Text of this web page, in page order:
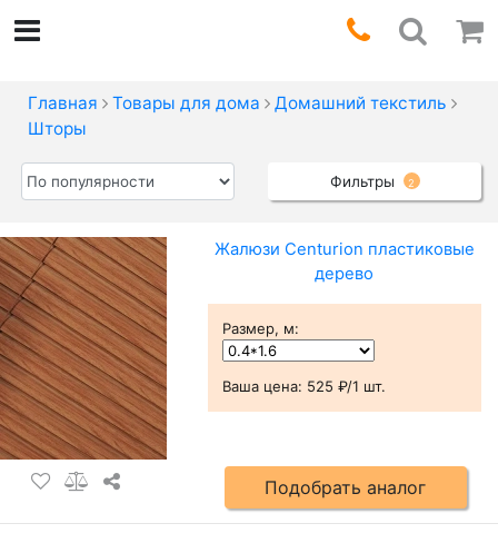
Главная Товары для дома
Домашний текстиль
Шторы
Фильтры 2
Жалюзи Centurion пластиковые
дерево
Размер, м:
Ваша цена: 525 ₽/1 шт.
Подобрать аналог